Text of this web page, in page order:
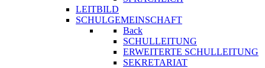
LEITBILD
SCHULGEMEINSCHAFT
Back
SCHULLEITUNG
ERWEITERTE SCHULLEITUNG
SEKRETARIAT